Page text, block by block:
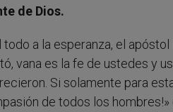
de Dios.
a la esperanza, el
vana es la fe de ustedes y
Si solamente para
de todos los hombres!»